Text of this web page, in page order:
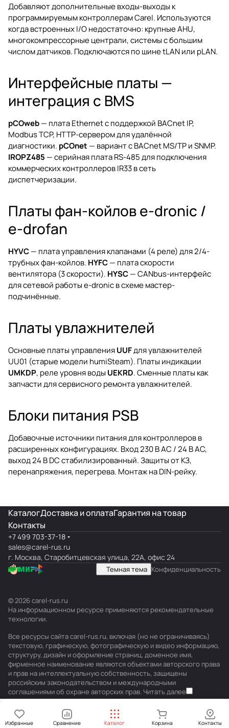
Добавляют дополнительные входы-выходы к
программируемым контроллерам Carel. Используются
когда встроенных I/O недостаточно: крупные AHU,
многокомпрессорные централи, системы с большим
числом датчиков. Подключаются по шине tLAN или pLAN.
Интерфейсные платы —
интеграция с BMS
pCOweb— плата Ethernet с поддержкой BACnet IP,
Modbus TCP, HTTP-сервером для удалённой
диагностики. pCOnet — вариант с BACnet MS/TP и SNMP.
IROPZ485 — серийная плата RS-485 для подключения
коммерческих контроллеров IR33 в сеть
диспетчеризации.
Платы фан-койлов e-dronic /
e-drofan
HYVC— плата управления клапанами (4 реле) для 2/4-
трубных фан-койлов. HYFC— плата скорости
вентилятора (3 скорости). HYSC— CANbus-интерфейс
для сетевой работы e-dronic в схеме мастер-
подчинённые.
Платы увлажнителей
Основные платы управленияUUFдля увлажнителей
UU01 (старые модели humiSteam). Платы индикации
UMKDP, реле уровня воды UEKRD. Сменные платы как
запчасти для сервисного ремонта увлажнителей.
Блоки питания PSB
Добавочные источники питания для контроллеров в
расширенных конфигурациях. Вход 230 В AC / 24 В AC,
выход 24 В DC стабилизированный. Защиты от КЗ,
перенапряжения, перегрева. Монтаж на DIN-рейку.
Избранные Сравнение Каталог Корзина Контакты
КаталогДоставка и оплатаГарантия на товар
Контакты
+7 499 703-37-18
sales@carel-rus.ru
г. Москва, Старобитцевская улица, 22А, офис 24
Темная тема Конфиденциальность
© 2026 carel-rus.ru
На информационном ресурсе применяются рекомендательные
технологии.
Все ресурсы сайта carel-rus.ru, включая (но не ограничиваясь)
текстовую, графическую, фотографическую и видео информацию,
структуру, дизайн и оформление страниц, доменное имя,
фирменное наименование являются объектами авторского права
и прав на интеллектуальную собственность, защищены
российским законодательством и международными
соглашениями об охране авторских прав. Читать далее